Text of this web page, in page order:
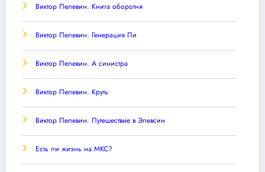
Виктор Пелевин. Книга оборотня
Виктор Пелевин. Генерация Пи
Виктор Пелевин. А синистра
Виктор Пелевин. Круть
Виктор Пелевин. Путешествие в Элевсин
Есть ли жизнь на МКС?